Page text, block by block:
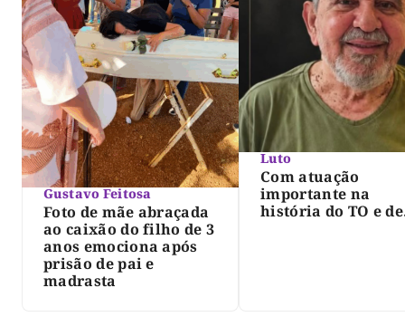
Gustavo Feitosa
Foto de mãe abraçada
ao caixão do filho de 3
anos emociona após
prisão de pai e
madrasta
Luto
Com atuação
importante na
história do TO e de